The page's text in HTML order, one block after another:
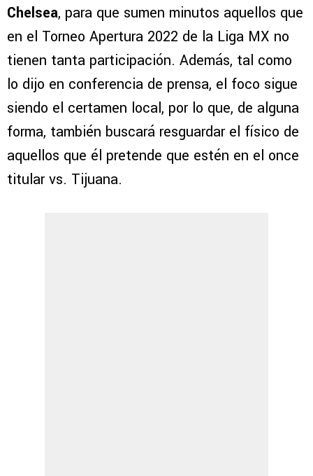
Chelsea, para que sumen minutos aquellos que
en el Torneo Apertura 2022 de la Liga MX no
tienen tanta participación. Además, tal como
lo dijo en conferencia de prensa, el foco sigue
siendo el certamen local, por lo que, de alguna
forma, también buscará resguardar el físico de
aquellos que él pretende que estén en el once
titular vs. Tijuana.